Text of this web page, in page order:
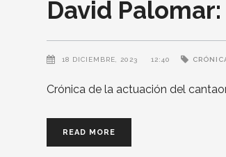
David
18 DICIEMBRE, 2023 12:40
Crónica de la actuación del
READ MORE